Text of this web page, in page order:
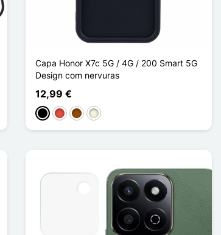
Capa Honor X7c 5G / 4G / 200 Smart 5G
Design com nervuras
12,99 €
PretoVermelho
Castanho
Bege